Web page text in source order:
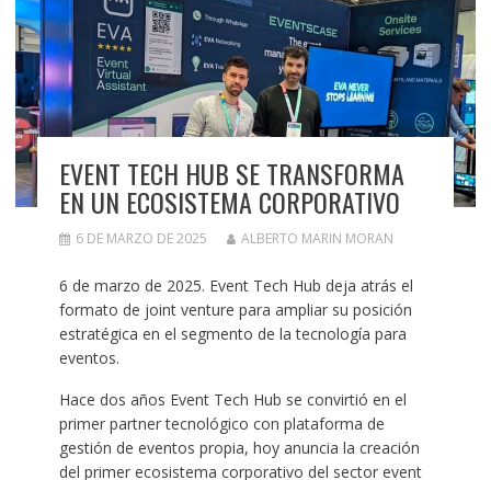
EVENT TECH HUB SE TRANSFORMA
EN UN ECOSISTEMA CORPORATIVO
6 DE MARZO DE 2025 ALBERTO MARIN MORAN
6 de marzo de 2025. Event Tech Hub deja atrás el
formato de joint venture para ampliar su posición
estratégica en el segmento de la tecnología para
eventos.
Hace dos años Event Tech Hub se convirtió en el
primer partner tecnológico con plataforma de
gestión de eventos propia, hoy anuncia la creación
del primer ecosistema corporativo del sector event